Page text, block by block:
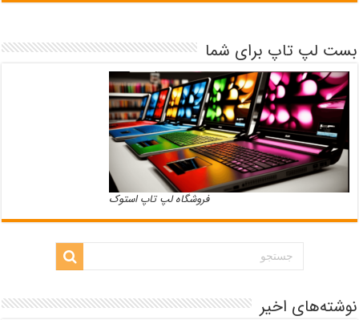
بست لپ تاپ برای شما
فروشگاه لپ تاپ استوک
نوشته‌های اخیر